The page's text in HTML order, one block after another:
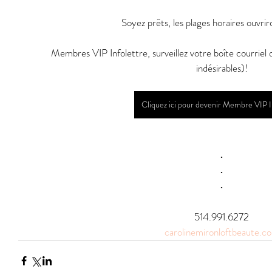
Soyez prêts, les plages horaires
Membres VIP Infolettre, surveillez votre boîte courriel
indésirables)!
Cliquez ici pour devenir Membre VIP
•
•
•
514.991.6272